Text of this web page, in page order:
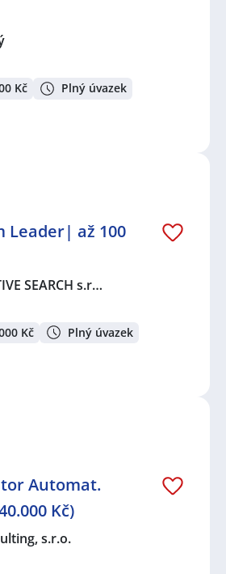
Kč Plný úvazek
Leader| až 100
SEARCH s.r…
Kč Plný úvazek
Automat.
Kč)
s.r.o.